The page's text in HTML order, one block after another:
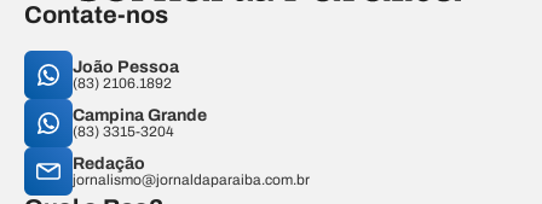
Contate-nos
João Pessoa
(83) 2106.1892
Campina Grande
(83) 3315-3204
Redação
jornalismo@jornaldaparaiba.com.br